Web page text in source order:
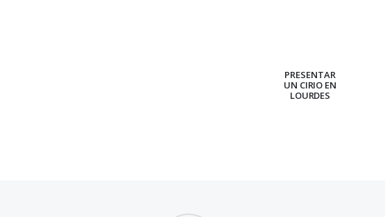
PRESENTAR
UN CIRIO EN
LOURDES